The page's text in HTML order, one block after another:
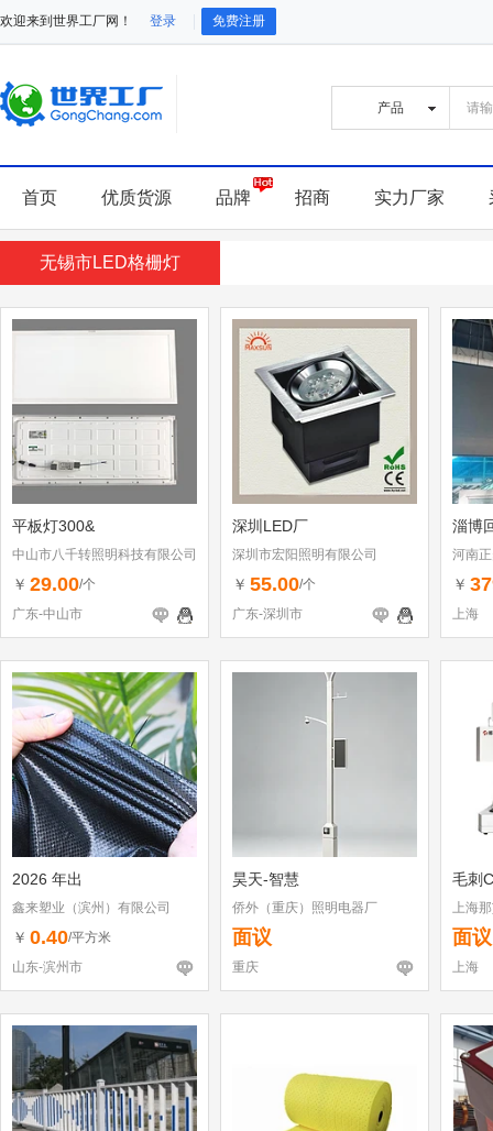
欢迎来到世界工厂网！ 登录 免费注册
首页 优质货源 品牌 招商 实力厂家
无锡市LED格栅灯
平板灯300&
中山市八千转照明科技有限公司
￥ 29.00/个
广东-中山市
深圳LED厂
深圳市宏阳照明有限公司
￥ 55.00/个
广东-深圳市
淄博
河南
￥
上海
2026 年出
鑫来塑业（滨州）有限公司
￥ 0.40/平方米
山东-滨州市
昊天-智慧
侨外（重庆）照明电器厂
面议
重庆
毛刺
上海
面议
上海